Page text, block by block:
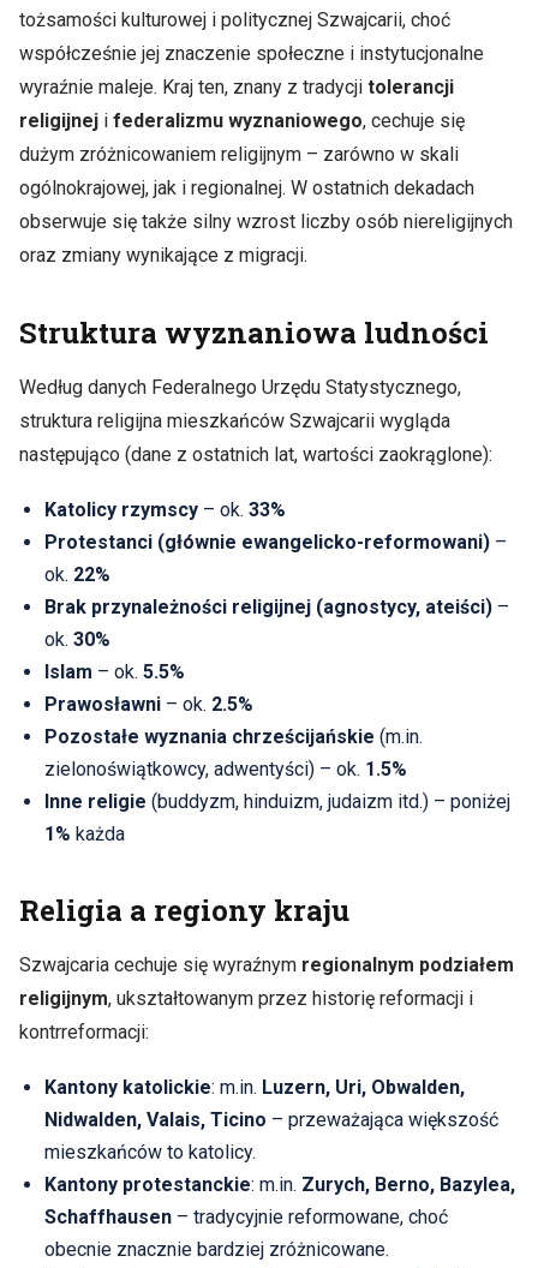
tożsamości kulturowej i politycznej Szwajcarii, choć
współcześnie jej znaczenie społeczne i instytucjonalne
wyraźnie maleje. Kraj ten, znany z tradycji tolerancji
religijnej i federalizmu wyznaniowego, cechuje się
dużym zróżnicowaniem religijnym – zarówno w skali
ogólnokrajowej, jak i regionalnej. W ostatnich dekadach
obserwuje się także silny wzrost liczby osób niereligijnych
oraz zmiany wynikające z migracji.
Struktura wyznaniowa ludności
Według danych Federalnego Urzędu Statystycznego,
struktura religijna mieszkańców Szwajcarii wygląda
następująco (dane z ostatnich lat, wartości zaokrąglone):
Katolicy rzymscy– ok. 33%
Protestanci (głównie ewangelicko-reformowani)–
ok. 22%
Brak przynależności religijnej (agnostycy, ateiści)–
ok. 30%
Islam – ok. 5.5%
Prawosławni– ok. 2.5%
Pozostałe wyznania chrześcijańskie (m.in.
zielonoświątkowcy, adwentyści) – ok. 1.5%
Inne religie (buddyzm, hinduizm, judaizm itd.) – poniżej
1% każda
Religia a regiony kraju
Szwajcaria cechuje się wyraźnym regionalnym podziałem
religijnym, ukształtowanym przez historię reformacji i
kontrreformacji:
Kantony katolickie: m.in. Luzern, Uri, Obwalden,
Nidwalden, Valais, Ticino – przeważająca większość
mieszkańców to katolicy.
Kantony protestanckie: m.in. Zurych, Berno, Bazylea,
Schaffhausen– tradycyjnie reformowane, choć
obecnie znacznie bardziej zróżnicowane.